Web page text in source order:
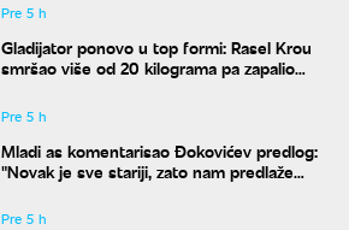
Pre 5 h
Gladijator ponovo u top formi: Rasel Krou
smršao više od 20 kilograma pa zapalio
Pre 5 h
Mladi as komentarisao Đokovićev predlog:
"Novak je sve stariji, zato nam predlaže
Pre 5 h